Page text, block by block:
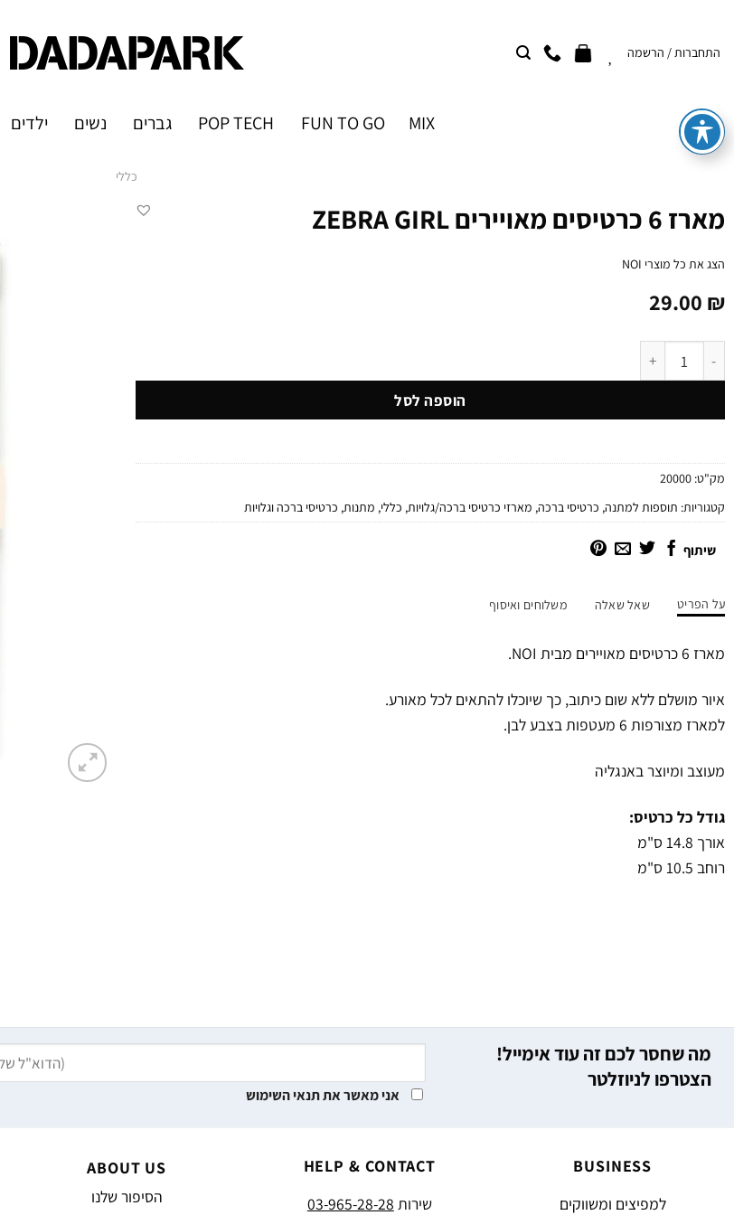
content
התחברות / הרשמה
MIX
FUN TO GO
POP TECH גברים נשים ילדים
כללי
מארז 6 כרטיסים מאויירים ZEBRA GIRL
הצג את כל מוצרי NOI
29.00 ₪
הוספה לסל
מק"ט: 20000
קטגוריות: תוספות למתנה, כרטיסי ברכה, מארזי כרטיסי ברכה/גלויות, כללי, מתנות, כרטיסי ברכה וגלויות
שיתוף
על הפריט שאל שאלה משלוחים ואיסוף
מארז 6 כרטיסים מאויירים מבית NOI.
איור מושלם ללא שום כיתוב, כך שיוכלו להתאים לכל מאורע.
למארז מצורפות 6 מעטפות בצבע לבן.
מעוצב ומיוצר באנגליה
גודל כל כרטיס:
אורך 14.8 ס"מ
רוחב 10.5 ס"מ
מה שחסר לכם זה עוד אימייל!
הצטרפו לניוזלטר
אני מאשר את תנאי השימוש
BUSINESS
למפיצים ומשווקים
HELP & CONTACT
שירות 03-965-28-28
ABOUT US
הסיפור שלנו